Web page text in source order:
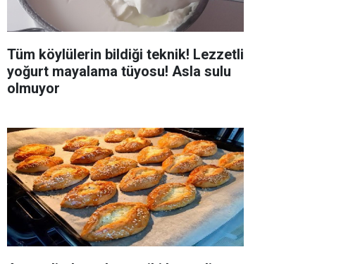
Tüm köylülerin bildiği teknik! Lezzetli
yoğurt mayalama tüyosu! Asla sulu
olmuyor